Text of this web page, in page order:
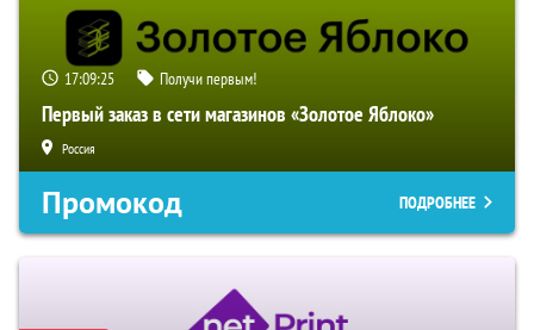
17:09:24 Получи первым!
Первый заказ в сети магазинов «Золотое Яблоко»
Россия
Промокод ПОДРОБНЕЕ